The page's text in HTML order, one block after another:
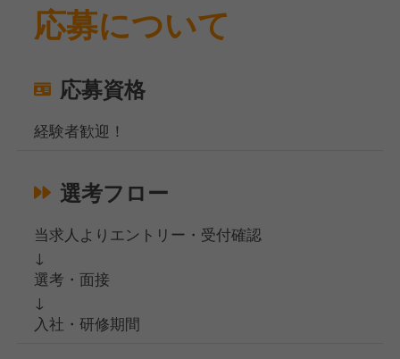
応募について
応募資格
経験者歓迎！
選考フロー
当求人よりエントリー・受付確認
↓
選考・面接
↓
入社・研修期間